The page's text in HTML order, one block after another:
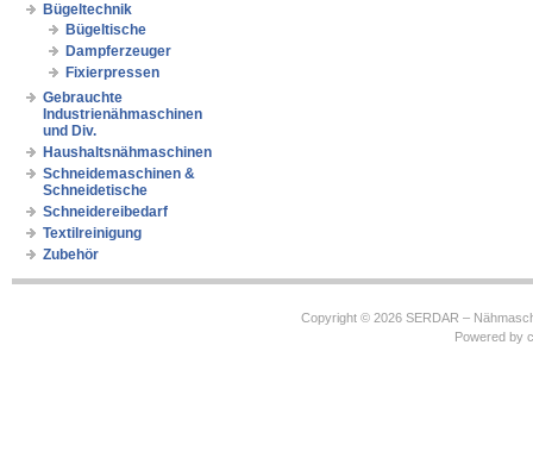
Bügeltechnik
Bügeltische
Dampferzeuger
Fixierpressen
Gebrauchte
Industrienähmaschinen
und Div.
Haushaltsnähmaschinen
Schneidemaschinen &
Schneidetische
Schneidereibedarf
Textilreinigung
Zubehör
Copyright © 2026 SERDAR –
Powered by